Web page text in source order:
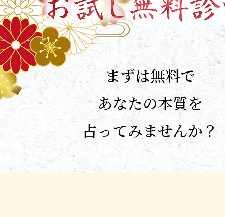
まずは無料で
あなたの本質を
占ってみませんか？